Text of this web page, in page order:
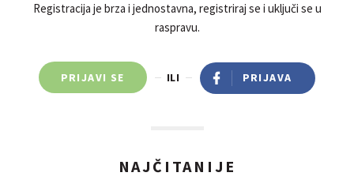
Registracija je brza i jednostavna, registriraj se i uključi se u
raspravu.
PRIJAVI SE ILI PRIJAVA
NAJČITANIJE